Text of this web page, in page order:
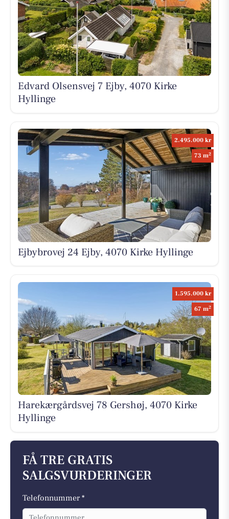
Edvard Olsensvej 7 Ejby, 4070 Kirke
Hyllinge
2.495.000 kr
73 m2
Ejbybrovej 24 Ejby, 4070 Kirke Hyllinge
1.595.000 kr
67 m2
Harekærgårdsvej 78 Gershøj, 4070 Kirke
Hyllinge
FÅ TRE GRATIS
SALGSVURDERINGER
Telefonnummer *